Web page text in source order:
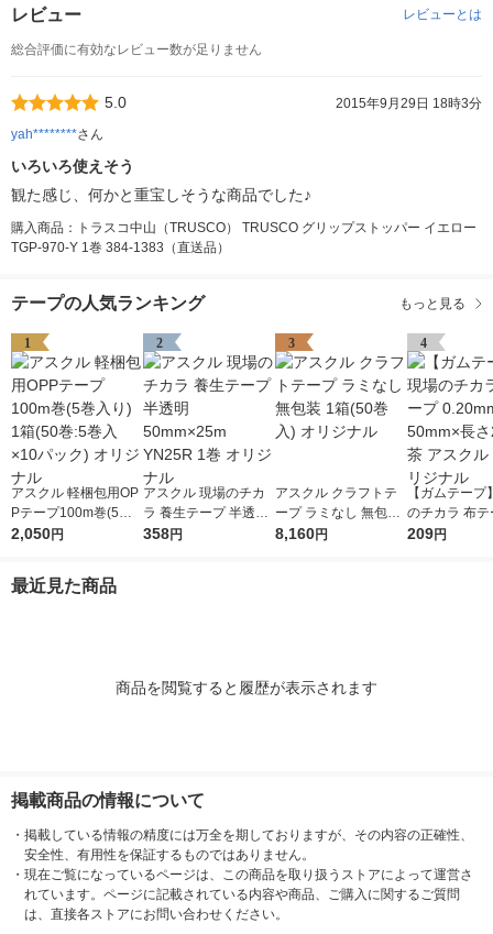
レビュー レビューとは
総合評価に有効なレビュー数が足りません
5.0
2015年9月29日 18時3分
yah********さん
いろいろ使えそう
観た感じ、何かと重宝しそうな商品でした♪
購入商品：トラスコ中山（TRUSCO） TRUSCO グリップストッパー イエロー
TGP-970-Y 1巻 384-1383（直送品）
テープの人気ランキング もっと見る
1
アスクル 軽梱包用OP
Pテープ100m巻(5巻
入り) 1箱(50巻:5巻入
2,050円
2
アスクル 現場のチカ
ラ 養生テープ 半透明
50mm×25m YN25R 1
358円
3
アスクル クラフトテ
ープ ラミなし 無包装
1箱(50巻入) オリジナ
8,160円
4
【ガムテープ
のチカラ 布
0mm厚 幅
209円
最近見た商品
商品を閲覧すると履歴が表示されます
掲載商品の情報について
・ 掲載している情報の精度には万全を期しておりますが、その内容の正確性、
安全性、有用性を保証するものではありません。
・ 現在ご覧になっているページは、この商品を取り扱うストアによって運営さ
れています。ページに記載されている内容や商品、ご購入に関するご質問
は、直接各ストアにお問い合わせください。